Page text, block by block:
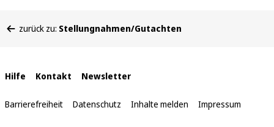
befinden
zurück zu: Stellungnahmen/Gutachten
Interne
Links
Hilfe Kontakt Newsletter
Barrierefreiheit Datenschutz Inhalte melden Impressum